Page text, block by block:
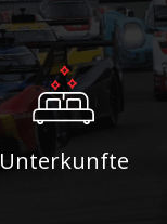
Unterkunfte